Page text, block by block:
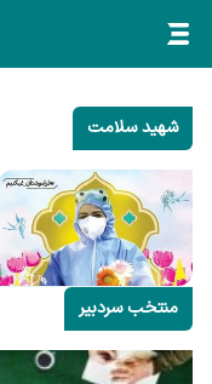
شهید سلامت
منتخب سردبیر